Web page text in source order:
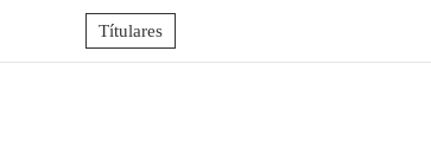
Títulares